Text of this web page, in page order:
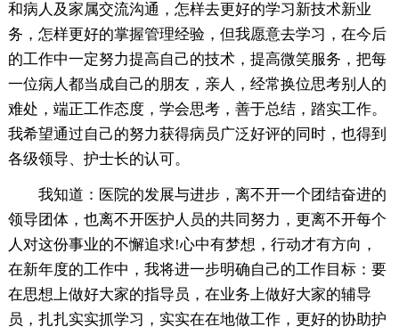
和病人及家属交流沟通，怎样去更好的学习新技术新业
务，怎样更好的掌握管理经验，但我愿意去学习，在今后
的工作中一定努力提高自己的技术，提高微笑服务，把每
一位病人都当成自己的朋友，亲人，经常换位思考别人的
难处，端正工作态度，学会思考，善于总结，踏实工作。
我希望通过自己的努力获得病员广泛好评的同时，也得到
各级领导、护士长的认可。
我知道：医院的发展与进步，离不开一个团结奋进的
领导团体，也离不开医护人员的共同努力，更离不开每个
人对这份事业的不懈追求!心中有梦想，行动才有方向，
在新年度的工作中，我将进一步明确自己的工作目标：要
在思想上做好大家的指导员，在业务上做好大家的辅导
员，扎扎实实抓学习，实实在在地做工作，更好的协助护